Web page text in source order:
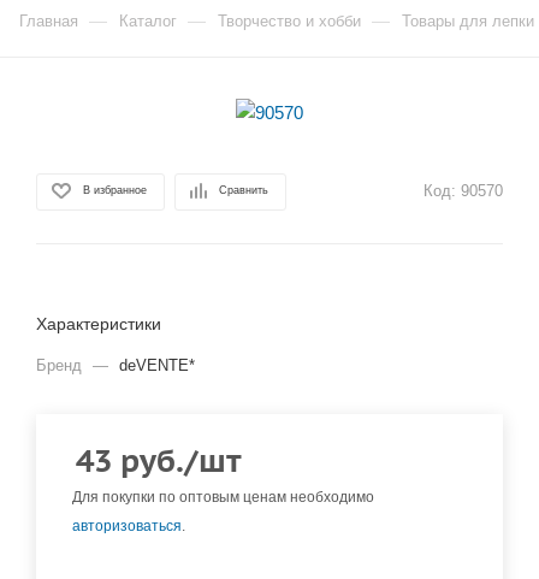
Главная — Каталог — Творчество и хобби — Товары для лепки
В избранное Сравнить Код: 90570
Характеристики
Бренд — deVENTE*
43 руб./шт
Для покупки по оптовым ценам необходимо
авторизоваться.